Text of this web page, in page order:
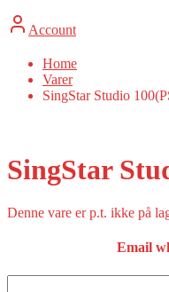
Account
Home
Varer
SingStar Studio
SingStar
Denne vare er p.t. ikke på
Email